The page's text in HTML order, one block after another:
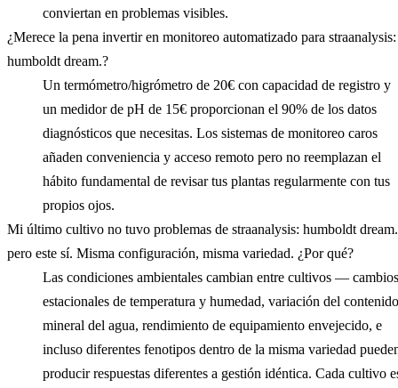
conviertan en problemas visibles.
¿Merece la pena invertir en monitoreo automatizado para straanalysis:
humboldt dream.?
Un termómetro/higrómetro de 20€ con capacidad de registro y
un medidor de pH de 15€ proporcionan el 90% de los datos
diagnósticos que necesitas. Los sistemas de monitoreo caros
añaden conveniencia y acceso remoto pero no reemplazan el
hábito fundamental de revisar tus plantas regularmente con tus
propios ojos.
Mi último cultivo no tuvo problemas de straanalysis: humboldt dream.
pero este sí. Misma configuración, misma variedad. ¿Por qué?
Las condiciones ambientales cambian entre cultivos — cambios
estacionales de temperatura y humedad, variación del contenido
mineral del agua, rendimiento de equipamiento envejecido, e
incluso diferentes fenotipos dentro de la misma variedad
producir respuestas diferentes a gestión idéntica. Cada cultivo